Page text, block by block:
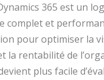
365 est un
complet et
pour optimiser la
la rentabilité de
plus facile